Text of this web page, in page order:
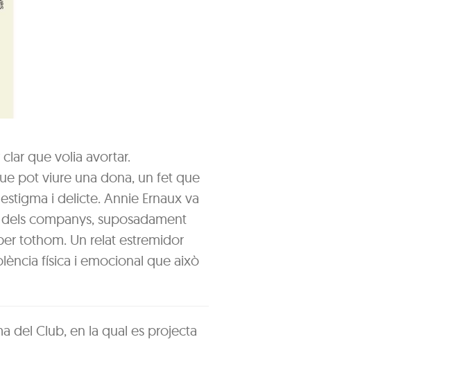
que volia avortar.
pot viure una dona, un fet que
i delicte. Annie Ernaux va
companys, suposadament
tothom. Un relat estremidor
física i emocional que això
del Club, en la qual es projecta